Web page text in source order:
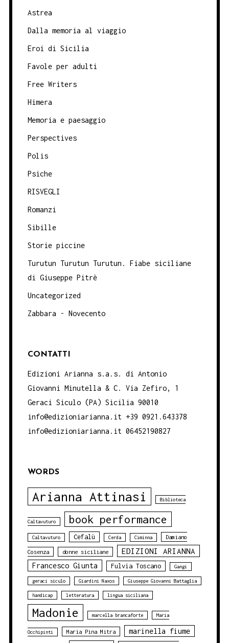
Astrea
Dalla memoria al viaggio
Eroi di Sicilia
Favole per adulti
Free Writers
Himera
Memoria e paesaggio
Perspectives
Polis
Psiche
RISVEGLI
Romanzi
Sibille
Storie piccine
Turutun Turutun Turutun. Fiabe siciliane
di Giuseppe Pitrè
Uncategorized
Zabbara - Novecento
CONTATTI
Edizioni Arianna s.a.s. di Antonio
Giovanni Minutella & C. Via Zefiro, 1
Geraci Siculo (PA) Sicilia 90010
info@edizioniarianna.it +39 0921.643378
info@edizioniarianna.it 06452190827
WORDS
Arianna Attinasi Biblioteca
Caltavuturo book performance
Caltavuturo Cefalù Cerda Ciminna Damiano
Cosenza donne siciliane EDIZIONI ARIANNA
Francesco Giunta Fulvia Toscano Gangi
geraci siculo Giardini Naxos Giuseppe Giovanni Battaglia
handicap letteratura lingua siciliana
Madonie marcella brancaforte Maria
Occhipinti Maria Pina Mitra marinella fiume